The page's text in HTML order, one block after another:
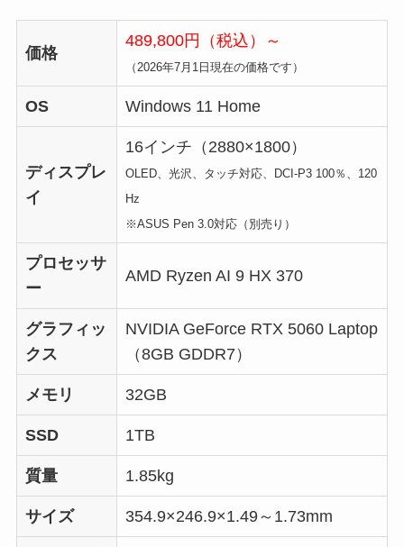
価格
489,800円（税込）～
（2026年7月1日現在の価格です）
OS Windows 11 Home
ディスプレ
イ
16インチ（2880×1800）
OLED、光沢、タッチ対応、DCI-P3 100％、120
Hz
※ASUS Pen 3.0対応（別売り）
プロセッサ
ー
AMD Ryzen AI 9 HX 370
グラフィッ
クス
NVIDIA GeForce RTX 5060 Laptop
（8GB GDDR7）
メモリ 32GB
SSD 1TB
質量 1.85kg
サイズ 354.9×246.9×1.49～1.73mm